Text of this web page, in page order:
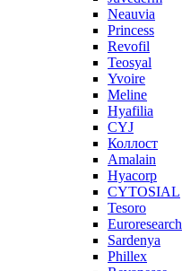
Neauvia
Princess
Revofil
Teosyal
Yvoire
Meline
Hyafilia
CYJ
Коллост
Amalain
Hyacorp
CYTOSIAL
Tesoro
Euroresearch
Sardenya
Phillex